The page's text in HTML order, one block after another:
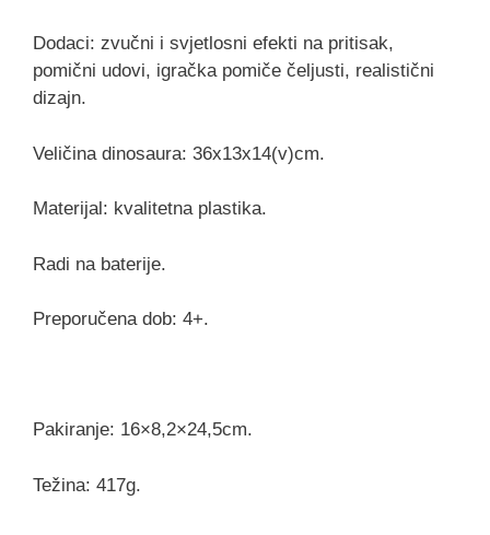
Dodaci: zvučni i svjetlosni efekti na pritisak,
pomični udovi, igračka pomiče čeljusti, realistični
dizajn.
Veličina dinosaura: 36x13x14(v)cm.
Materijal: kvalitetna plastika.
Radi na baterije.
Preporučena dob: 4+.
Pakiranje: 16×8,2×24,5cm.
Težina: 417g.